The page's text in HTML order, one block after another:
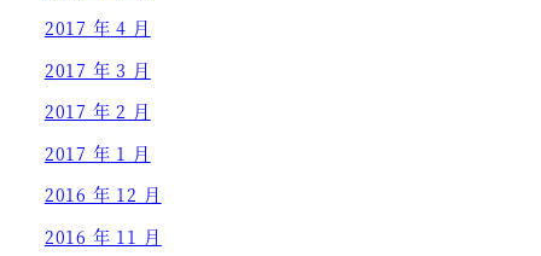
2017 年 4 月
2017 年 3 月
2017 年 2 月
2017 年 1 月
2016 年 12 月
2016 年 11 月